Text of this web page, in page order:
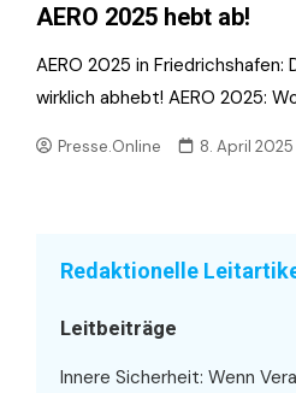
AERO 2025 hebt ab!
AERO 2025 in
wirklich abhebt! AERO 2025:
Presse.Online 8. April 2025
Redaktionelle
Leitbeiträge
Innere Sicherheit: Wenn